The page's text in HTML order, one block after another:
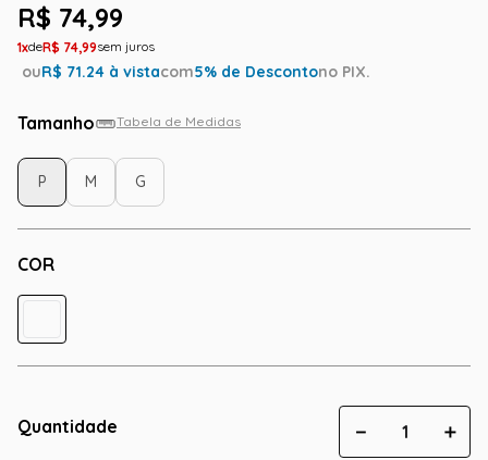
R$ 74,99
1 R$ 74,99
ouR$ 71.24 à vistacom5% de Descontono PIX.
Tamanho Tabela de Medidas
COR
P M G
Quantidade ＋
－